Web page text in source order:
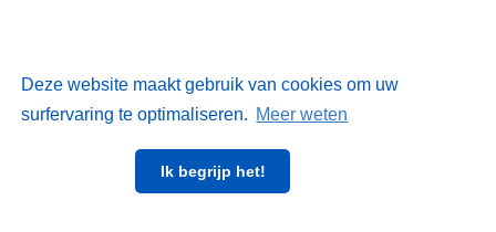
Deze website maakt gebruik van cookies om uw
surfervaring te optimaliseren. Meer weten
Ik begrijp het!